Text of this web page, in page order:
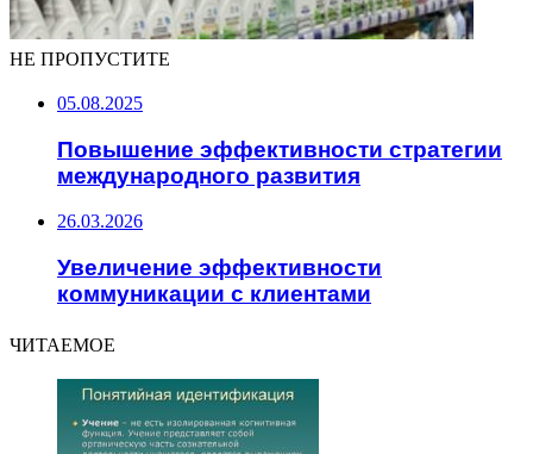
НЕ ПРОПУСТИТЕ
05.08.2025
Повышение эффективности стратегии
международного развития
26.03.2026
Увеличение эффективности
коммуникации с клиентами
ЧИТАЕМОЕ